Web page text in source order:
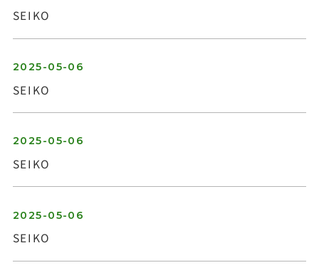
SEIKO
2025-05-06
SEIKO
2025-05-06
SEIKO
2025-05-06
SEIKO